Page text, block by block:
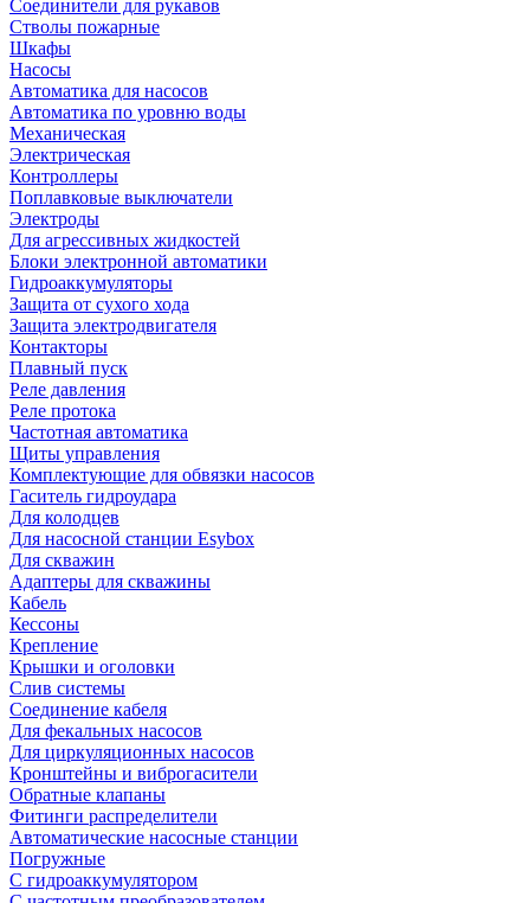
Соединители для рукавов
Стволы пожарные
Шкафы
Насосы
Автоматика для насосов
Автоматика по уровню воды
Механическая
Электрическая
Контроллеры
Поплавковые выключатели
Электроды
Для агрессивных жидкостей
Блоки электронной автоматики
Гидроаккумуляторы
Защита от сухого хода
Защита электродвигателя
Контакторы
Плавный пуск
Реле давления
Реле протока
Частотная автоматика
Щиты управления
Комплектующие для обвязки насосов
Гаситель гидроудара
Для колодцев
Для насосной станции Esybox
Для скважин
Адаптеры для скважины
Кабель
Кессоны
Крепление
Крышки и оголовки
Слив системы
Соединение кабеля
Для фекальных насосов
Для циркуляционных насосов
Кронштейны и виброгасители
Обратные клапаны
Фитинги распределители
Автоматические насосные станции
Погружные
С гидроаккумулятором